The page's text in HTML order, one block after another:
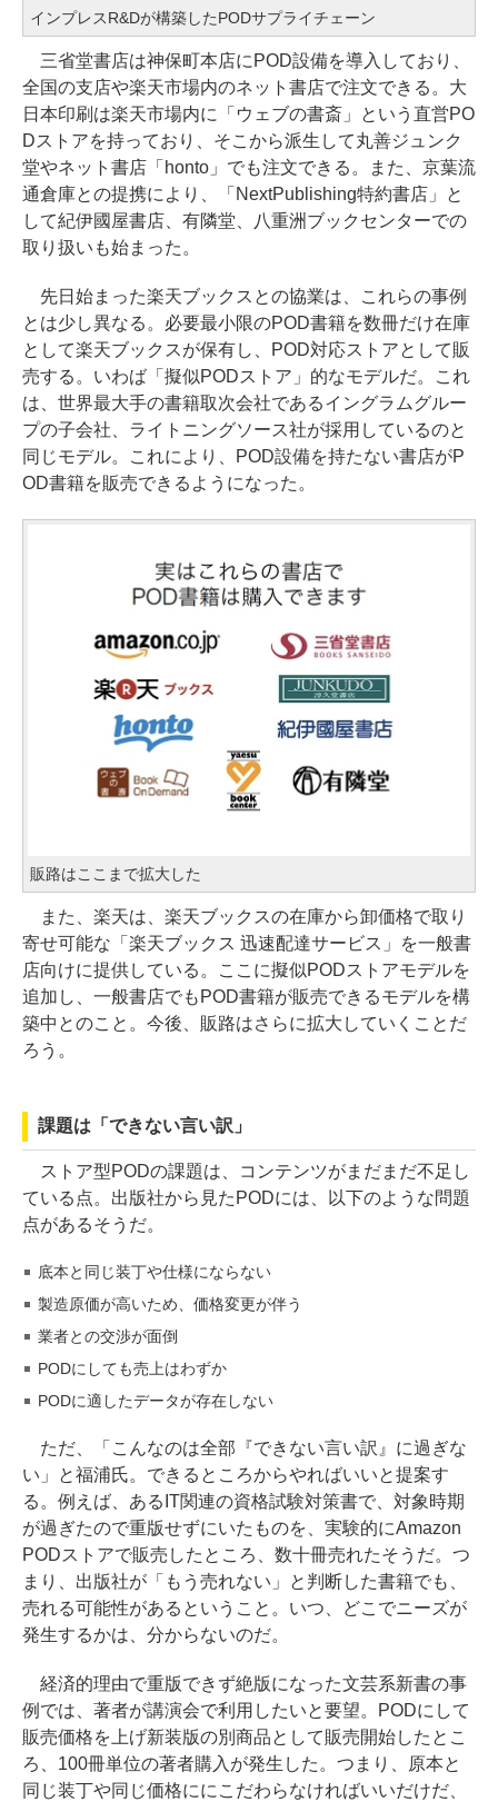
インプレスR&Dが構築したPODサプライチェーン
三省堂書店は神保町本店にPOD設備を導入しており、
全国の支店や楽天市場内のネット書店で注文できる。大
日本印刷は楽天市場内に「ウェブの書斎」という直営PO
Dストアを持っており、そこから派生して丸善ジュンク
堂やネット書店「honto」でも注文できる。また、京葉流
通倉庫との提携により、「NextPublishing特約書店」と
して紀伊國屋書店、有隣堂、八重洲ブックセンターでの
取り扱いも始まった。
先日始まった楽天ブックスとの協業は、これらの事例
とは少し異なる。必要最小限のPOD書籍を数冊だけ在庫
として楽天ブックスが保有し、POD対応ストアとして販
売する。いわば「擬似PODストア」的なモデルだ。これ
は、世界最大手の書籍取次会社であるイングラムグルー
プの子会社、ライトニングソース社が採用しているのと
同じモデル。これにより、POD設備を持たない書店がP
OD書籍を販売できるようになった。
販路はここまで拡大した
また、楽天は、楽天ブックスの在庫から卸価格で取り
寄せ可能な「楽天ブックス 迅速配達サービス」を一般書
店向けに提供している。ここに擬似PODストアモデルを
追加し、一般書店でもPOD書籍が販売できるモデルを構
築中とのこと。今後、販路はさらに拡大していくことだ
ろう。
課題は「できない言い訳」
ストア型PODの課題は、コンテンツがまだまだ不足し
ている点。出版社から見たPODには、以下のような問題
点があるそうだ。
底本と同じ装丁や仕様にならない
製造原価が高いため、価格変更が伴う
業者との交渉が面倒
PODにしても売上はわずか
PODに適したデータが存在しない
ただ、「こんなのは全部『できない言い訳』に過ぎな
い」と福浦氏。できるところからやればいいと提案す
る。例えば、あるIT関連の資格試験対策書で、対象時期
が過ぎたので重版せずにいたものを、実験的にAmazon
PODストアで販売したところ、数十冊売れたそうだ。つ
まり、出版社が「もう売れない」と判断した書籍でも、
売れる可能性があるということ。いつ、どこでニーズが
発生するかは、分からないのだ。
経済的理由で重版できず絶版になった文芸系新書の事
例では、著者が講演会で利用したいと要望。PODにして
販売価格を上げ新装版の別商品として販売開始したとこ
ろ、100冊単位の著者購入が発生した。つまり、原本と
同じ装丁や同じ価格ににこだわらなければいいだけだ、